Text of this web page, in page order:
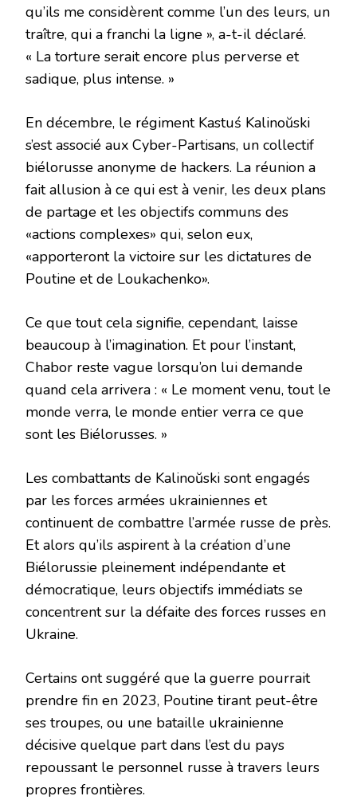
qu’ils me considèrent comme l’un des leurs, un
traître, qui a franchi la ligne », a-t-il déclaré.
« La torture serait encore plus perverse et
sadique, plus intense. »
En décembre, le régiment Kastuś Kalinoŭski
s’est associé aux Cyber-Partisans, un collectif
biélorusse anonyme de hackers. La réunion a
fait allusion à ce qui est à venir, les deux plans
de partage et les objectifs communs des
«actions complexes» qui, selon eux,
«apporteront la victoire sur les dictatures de
Poutine et de Loukachenko».
Ce que tout cela signifie, cependant, laisse
beaucoup à l’imagination. Et pour l’instant,
Chabor reste vague lorsqu’on lui demande
quand cela arrivera : « Le moment venu, tout le
monde verra, le monde entier verra ce que
sont les Biélorusses. »
Les combattants de Kalinoŭski sont engagés
par les forces armées ukrainiennes et
continuent de combattre l’armée russe de près.
Et alors qu’ils aspirent à la création d’une
Biélorussie pleinement indépendante et
démocratique, leurs objectifs immédiats se
concentrent sur la défaite des forces russes en
Ukraine.
Certains ont suggéré que la guerre pourrait
prendre fin en 2023, Poutine tirant peut-être
ses troupes, ou une bataille ukrainienne
décisive quelque part dans l’est du pays
repoussant le personnel russe à travers leurs
propres frontières.